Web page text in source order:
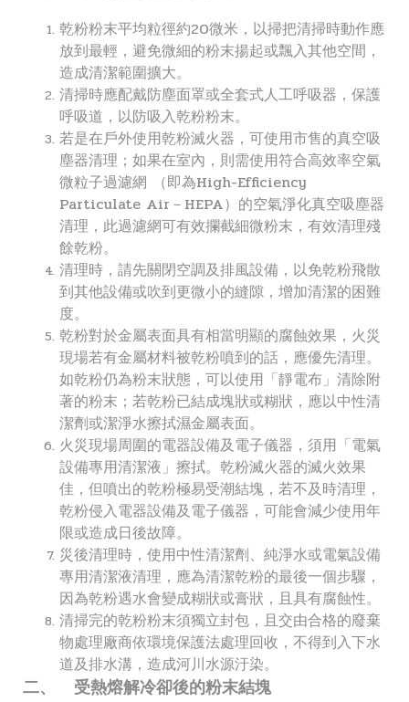
乾粉粉末平均粒徑約20微米，以掃把清掃時動作應
放到最輕，避免微細的粉末揚起或飄入其他空間，
造成清潔範圍擴大。
清掃時應配戴防塵面罩或全套式人工呼吸器，保護
呼吸道，以防吸入乾粉粉末。
若是在戶外使用乾粉滅火器，可使用市售的真空吸
塵器清理；如果在室內，則需使用符合高效率空氣
微粒子過濾網 （即為High-Efficiency
Particulate Air－HEPA）的空氣淨化真空吸塵器
清理，此過濾網可有效攔截細微粉末，有效清理殘
餘乾粉。
清理時，請先關閉空調及排風設備，以免乾粉飛散
到其他設備或吹到更微小的縫隙，增加清潔的困難
度。
乾粉對於金屬表面具有相當明顯的腐蝕效果，火災
現場若有金屬材料被乾粉噴到的話，應優先清理。
如乾粉仍為粉末狀態，可以使用「靜電布」清除附
著的粉末；若乾粉已結成塊狀或糊狀，應以中性清
潔劑或潔淨水擦拭濕金屬表面。
火災現場周圍的電器設備及電子儀器，須用「電氣
設備專用清潔液」擦拭。乾粉滅火器的滅火效果
佳，但噴出的乾粉極易受潮結塊，若不及時清理，
乾粉侵入電器設備及電子儀器，可能會減少使用年
限或造成日後故障。
災後清理時，使用中性清潔劑、純淨水或電氣設備
專用清潔液清理，應為清潔乾粉的最後一個步驟，
因為乾粉遇水會變成糊狀或膏狀，且具有腐蝕性。
清掃完的乾粉粉末須獨立封包，且交由合格的廢棄
物處理廠商依環境保護法處理回收，不得到入下水
道及排水溝，造成河川水源汙染。
二、 受熱熔解冷卻後的粉末結塊